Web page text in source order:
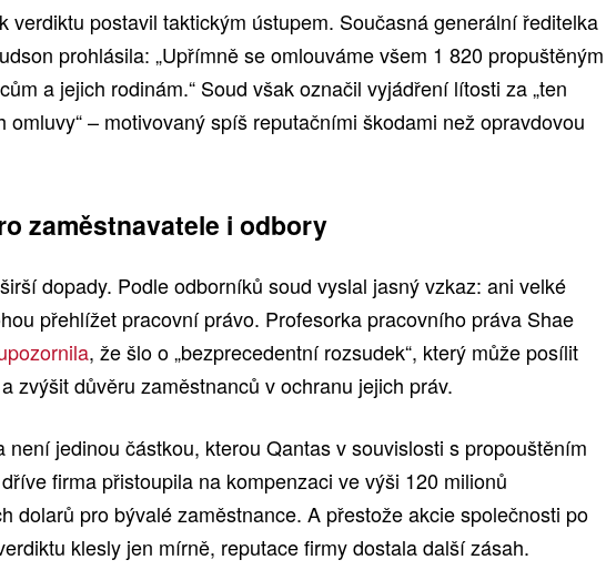
verdiktu postavil taktickým ústupem. Současná generální ředitelka
prohlásila: „Upřímně se omlouváme všem 1 820 propuštěným
a jejich rodinám.“ Soud však označil vyjádření lítosti za „ten
omluvy“ – motivovaný spíš reputačními škodami než opravdovou
zaměstnavatele i odbory
dopady. Podle odborníků soud vyslal jasný vzkaz: ani velké
přehlížet pracovní právo. Profesorka pracovního práva Shae
, že šlo o „bezprecedentní rozsudek“, který může posílit
zvýšit důvěru zaměstnanců v ochranu jejich práv.
není jedinou částkou, kterou Qantas v souvislosti s propouštěním
firma přistoupila na kompenzaci ve výši 120 milionů
dolarů pro bývalé zaměstnance. A přestože akcie společnosti po
klesly jen mírně, reputace firmy dostala další zásah.